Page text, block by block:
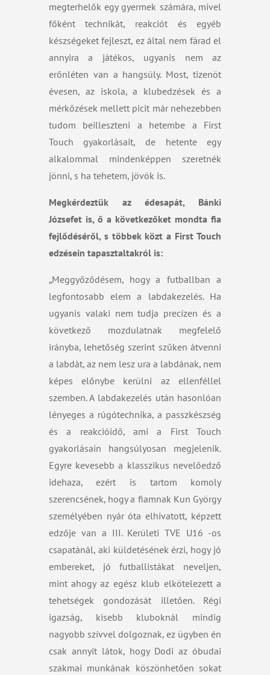
megterhelők egy gyermek számára, mivel
főként technikát, reakciót és egyéb
készségeket fejleszt, ez által nem fárad el
annyira a játékos, ugyanis nem az
erőnléten van a hangsúly. Most, tizenöt
évesen, az iskola, a klubedzések és a
mérkőzések mellett picit már nehezebben
tudom beilleszteni a hetembe a First
Touch gyakorlásait, de hetente egy
alkalommal mindenképpen szeretnék
jönni, s ha tehetem, jövök is.
Megkérdeztük az édesapát, Bánki
Józsefet is, ő a következőket mondta fia
fejlődéséről, s többek közt a First Touch
edzésein tapasztaltakról is:
„Meggyőződésem, hogy a futballban a
legfontosabb elem a labdakezelés. Ha
ugyanis valaki nem tudja precízen és a
következő mozdulatnak megfelelő
irányba, lehetőség szerint szűken átvenni
a labdát, az nem lesz ura a labdának, nem
képes előnybe kerülni az ellenféllel
szemben. A labdakezelés után hasonlóan
lényeges a rúgótechnika, a passzkészség
és a reakcióidő, ami a First Touch
gyakorlásain hangsúlyosan megjelenik.
Egyre kevesebb a klasszikus nevelőedző
idehaza, ezért is tartom komoly
szerencsének, hogy a fiamnak Kun György
személyében nyár óta elhivatott, képzett
edzője van a III. Kerületi TVE U16 -os
csapatánál, aki küldetésének érzi, hogy jó
embereket, jó futballistákat neveljen,
mint ahogy az egész klub elkötelezett a
tehetségek gondozását illetően. Régi
igazság, kisebb kluboknál mindig
nagyobb szívvel dolgoznak, ez ügyben én
csak annyit látok, hogy Dodi az óbudai
szakmai munkának köszönhetően sokat